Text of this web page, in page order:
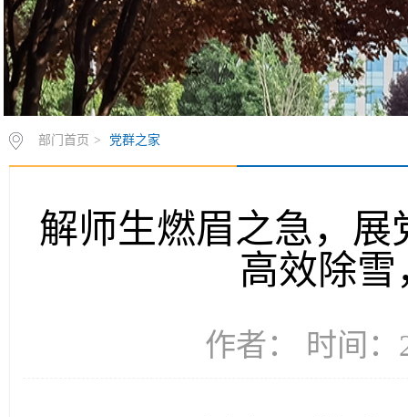
部门首页 > 党群之家
解师生燃眉之急，
高效除
作者： 时间：